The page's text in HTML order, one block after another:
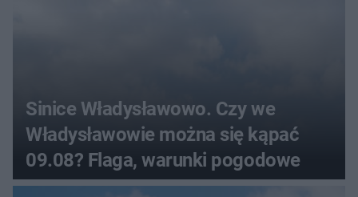
Sinice Władysławowo. Czy we
Władysławowie można się kąpać
09.08? Flaga, warunki pogodowe